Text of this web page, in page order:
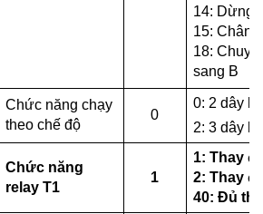
14: Dừng
15: Chân
18:
sang B
Chức năng chạy
theo chế độ
0
0: 2 dây
2: 3 dây
Chức năng
relay T1
1
1: Thay
2: Thay
40: Đủ